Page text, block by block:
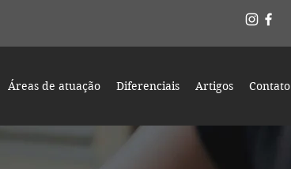
Áreas de atuação Diferenciais Artigos Contato